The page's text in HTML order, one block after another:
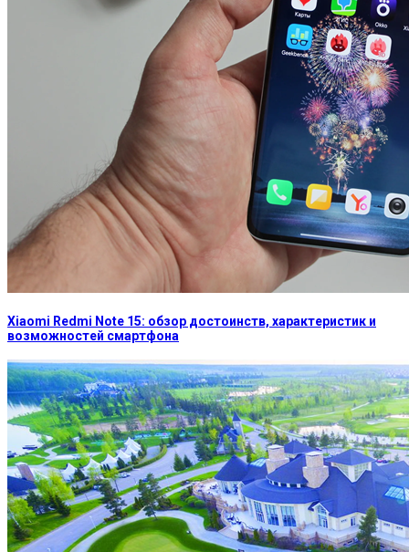
Xiaomi Redmi Note 15: обзор достоинств, характеристик и
возможностей смартфона